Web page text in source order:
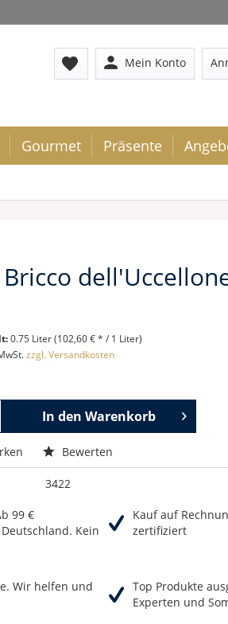
favorite person Mein Konto
Gourmet Präsente
0.75 Liter (102,60 € * / 1 Liter)
zzgl. Versandkosten
In den Warenkorb
Bewerten
3422
99 €
Kein
Kauf auf
zertifiziert
Wir helfen und
Top Produkte
Experten und